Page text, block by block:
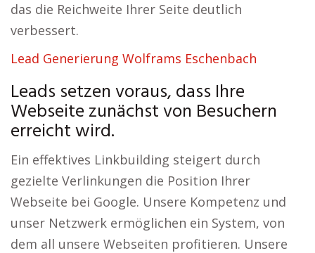
das die Reichweite Ihrer Seite deutlich
verbessert.
Lead Generierung Wolframs Eschenbach
Leads setzen voraus, dass Ihre
Webseite zunächst von Besuchern
erreicht wird.
Ein effektives Linkbuilding steigert durch
gezielte Verlinkungen die Position Ihrer
Webseite bei Google. Unsere Kompetenz und
unser Netzwerk ermöglichen ein System, von
dem all unsere Webseiten profitieren. Unsere